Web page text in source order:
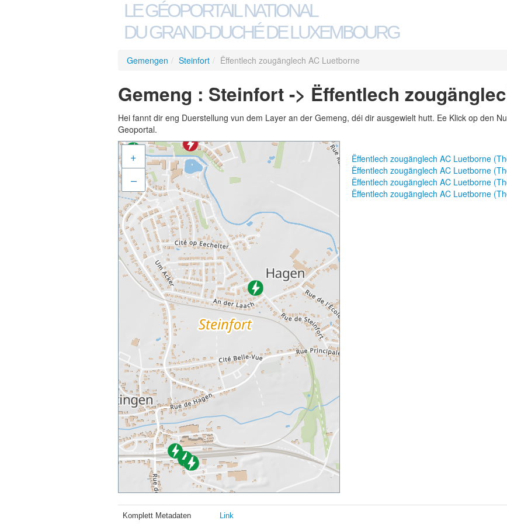
LE GÉOPORTAIL NATIONAL
DU GRAND-DUCHÉ DE LUXEMBOURG
Gemengen / Steinfort / Ëffentlech zougänglech AC Luetborne
Gemeng : Steinfort -> Ëffentlech
Hei fannt dir eng Duerstellung vun dem Layer an der Gemeng, déi dir ausgewielt hutt. Ee Klick op den
Geoportal.
+
–
Ëffentlech zougänglech AC Luetborne
Ëffentlech zougänglech AC Luetborne
Ëffentlech zougänglech AC Luetborne
Ëffentlech zougänglech AC Luetborne
Komplett Metadaten Link